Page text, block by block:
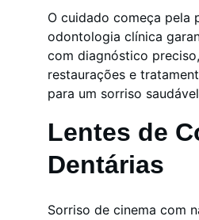
O cuidado começa pela
odontologia clínica
com diagnóstico
restaurações e
para um sorriso
Lentes de
Dentárias
Sorriso de cinema com